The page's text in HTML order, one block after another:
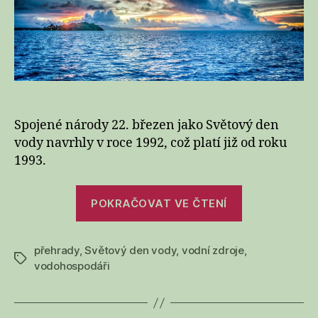
Spojené národy 22. březen jako Světový den
vody navrhly v roce 1992, což platí již od roku
1993.
POKRAČOVAT VE ČTENÍ
Štítky
přehrady,Světový den vody, vodní zdroje,
vodohospodáři